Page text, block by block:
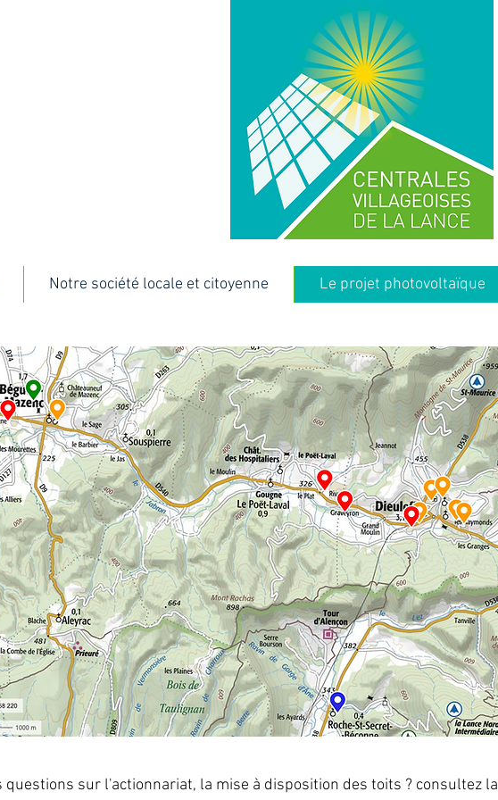
Notre société locale et citoyenne Le projet photovoltaïque
questions sur l'actionnariat, la mise à disposition des toits ? consultez la